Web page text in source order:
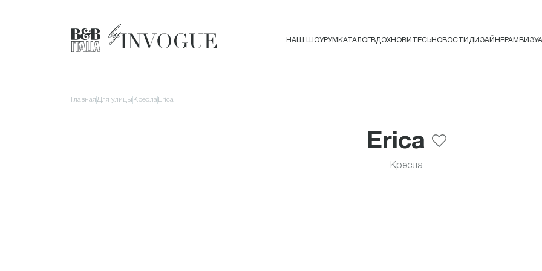
НАШ ШОУРУМ КАТАЛОГ ВДОХНОВИТЕСЬНОВОСТИ ДИЗАЙНЕРАМ
Главная для улицы Кресла Erica
Erica
Кресла